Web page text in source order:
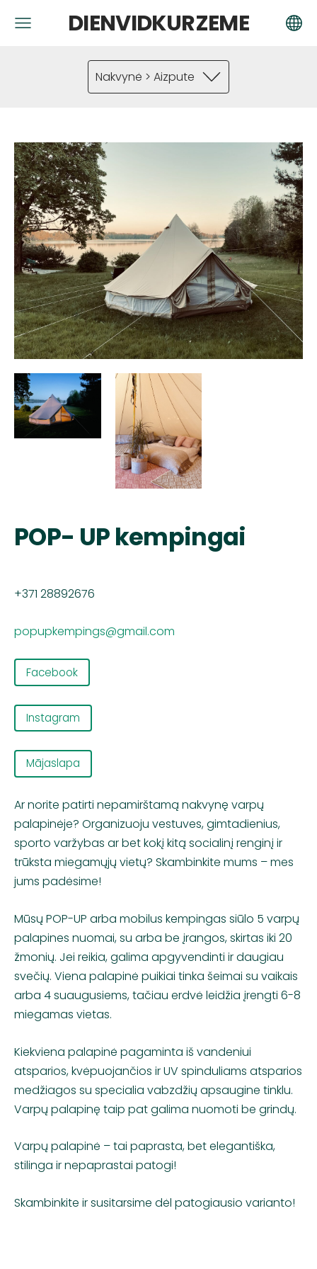
DIENVIDKURZEME
Nakvynė > Aizpute
POP- UP kempingai
+371 28892676
popupkempings@gmail.com
Facebook
Instagram
Mājaslapa
Ar norite patirti nepamirštamą nakvynę varpų
palapinėje? Organizuoju vestuves, gimtadienius,
sporto varžybas ar bet kokį kitą socialinį renginį ir
trūksta miegamųjų vietų? Skambinkite mums – mes
jums padėsime!
Mūsų POP-UP arba mobilus kempingas siūlo 5 varpų
palapines nuomai, su arba be įrangos, skirtas iki 20
žmonių. Jei reikia, galima apgyvendinti ir daugiau
svečių. Viena palapinė puikiai tinka šeimai su vaikais
arba 4 suaugusiems, tačiau erdvė leidžia įrengti 6-8
miegamas vietas.
Kiekviena palapinė pagaminta iš vandeniui
atsparios, kvėpuojančios ir UV spinduliams atsparios
medžiagos su specialia vabzdžių apsaugine tinklu.
Varpų palapinę taip pat galima nuomoti be grindų.
Varpų palapinė – tai paprasta, bet elegantiška,
stilinga ir nepaprastai patogi!
Skambinkite ir susitarsime dėl patogiausio varianto!